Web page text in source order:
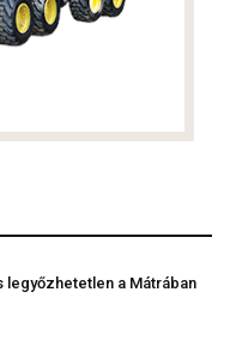
legyőzhetetlen a Mátrában